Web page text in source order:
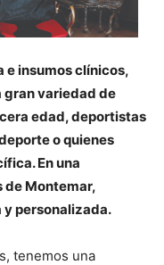
e insumos clínicos,
gran variedad de
edad, deportistas
o quienes
En una
de Montemar,
y personalizada.
tenemos una